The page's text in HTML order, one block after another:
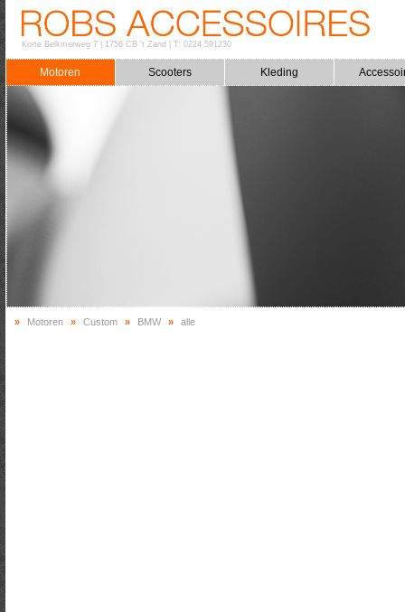
Korte Belkmerweg 7| 1756 CB 't Zand T: 0224 591230
Motoren Scooters Kleding
» Motoren » Custom » BMW » alle